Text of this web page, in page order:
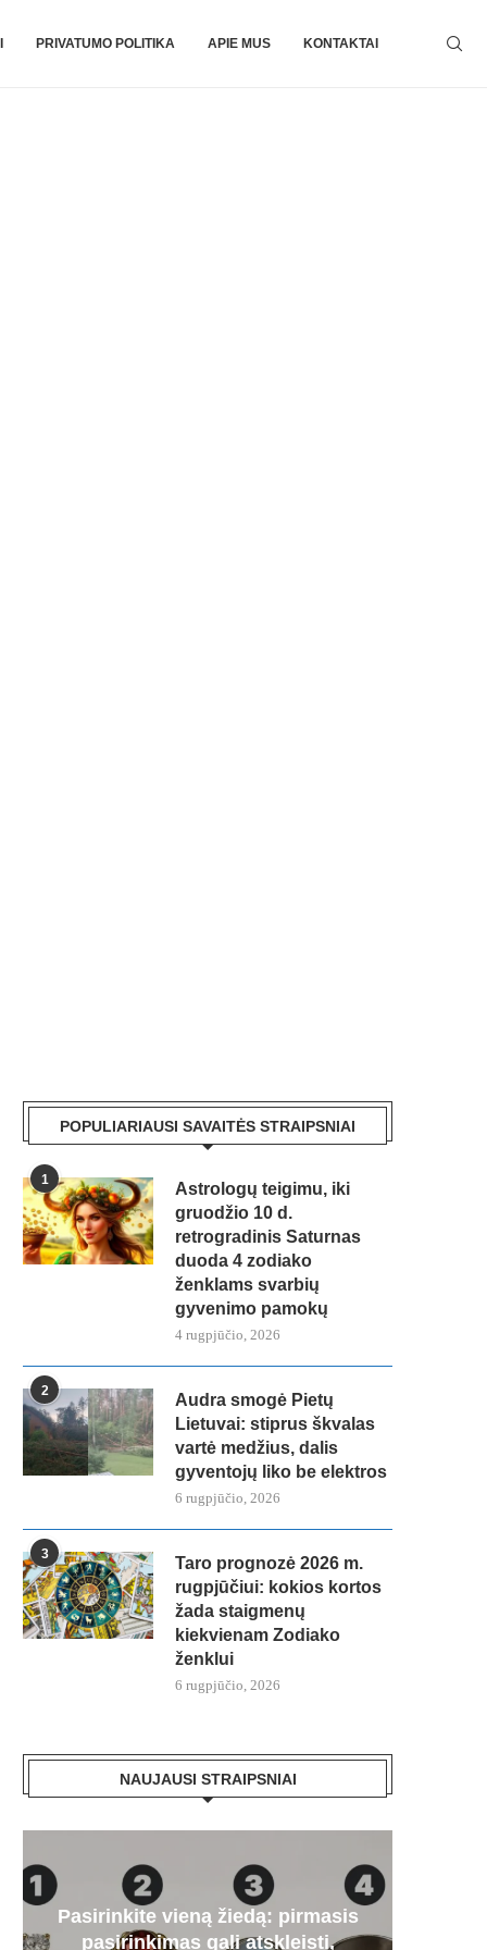
PRIVATUMO POLITIKA APIE MUS KONTAKTAI
POPULIARIAUSI SAVAITĖS STRAIPSNIAI
1
Astrologų teigimu, iki
gruodžio 10 d.
retrogradinis Saturnas
duoda 4 zodiako
ženklams svarbių
gyvenimo pamokų
4 rugpjūčio, 2026
2
Audra smogė Pietų
Lietuvai: stiprus škvalas
vartė medžius, dalis
gyventojų liko be elektros
6 rugpjūčio, 2026
3
Taro prognozė 2026 m.
rugpjūčiui: kokios kortos
žada staigmenų
kiekvienam Zodiako
ženklui
6 rugpjūčio, 2026
NAUJAUSI STRAIPSNIAI
Pasirinkite vieną žiedą: pirmasis
pasirinkimas gali atskleisti,